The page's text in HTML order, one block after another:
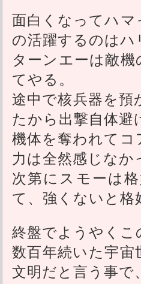
面白くなってハ
の活躍するのは
ターンエーは敵
てやる。
途中で核兵器を
たから出撃自体避
機体を奪われて
力は全然感じなか
次第にスモーは
て、強くないと格
終盤でようやく
数百年続いた宇
文明だと言う事で、